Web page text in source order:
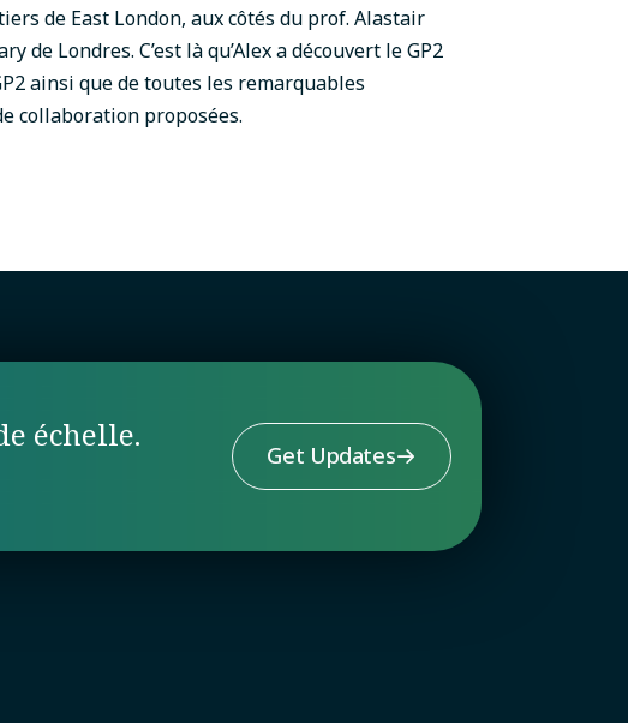
de East London, aux côtés du prof. Alastair
de Londres. C’est là qu’Alex a découvert le GP2
ainsi que de toutes les remarquables
collaboration proposées.
échelle.
Get Updates